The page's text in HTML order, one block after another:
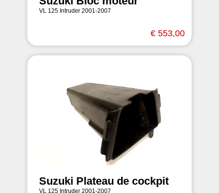
VL 125 Intruder 2001-2007
€ 553,00
Suzuki Plateau de cockpit
VL 125 Intruder 2001-2007